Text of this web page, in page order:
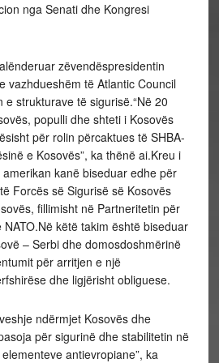
nga Senati dhe Kongresi
zëvendëspresidentin
vazhdueshëm të Atlantic Council
e strukturave të sigurisë.“Në 20
populli dhe shteti i Kosovës
për rolin përcaktues të SHBA-
e Kosovës”, ka thënë ai.Kreu i
kanë biseduar edhe për
Forcës së Sigurisë së Kosovës
fillimisht në Partneritetin për
këtë takim është biseduar
– Serbi dhe domosdoshmërinë
për arritjen e një
dhe ligjërisht obliguese.
ndërmjet Kosovës dhe
për sigurinë dhe stabilitetin në
antievropiane”, ka